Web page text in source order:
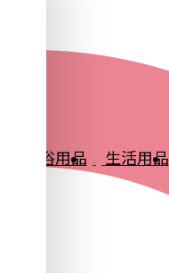
衛浴用品 生活用品